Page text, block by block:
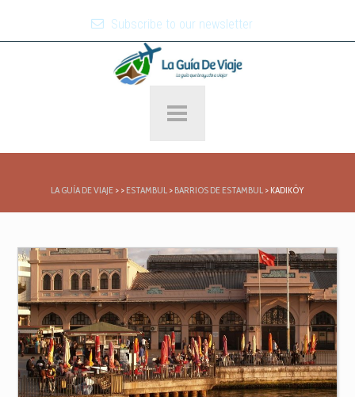
Subscribe to our newsletter
LA GUÍA DE VIAJE > > ESTAMBUL > BARRIOS DE ESTAMBUL > KADIKÖY